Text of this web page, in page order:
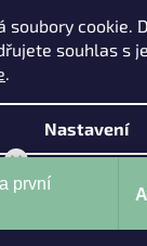
soubory cookie.
souhlas s
.
Nastavení
Vytvořil
.
Mohu Vám
první